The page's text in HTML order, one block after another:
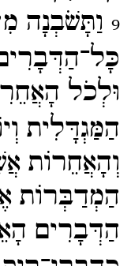
9 וַתָּשֹׁבְנָה
וּלְכֹל
הַמַּגְדָּלִית
וְהָאֲחֵרוֹת
הַמְדַבְּרוֹת
הַדְּבָרִים